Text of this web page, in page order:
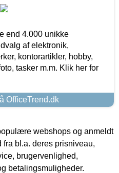
end 4.000 unikke
af elektronik,
kontorartikler, hobby,
tasker m.m. Klik her for
OfficeTrend.dk
webshops og anmeldt
fra bl.a. deres prisniveau,
brugervenlighed,
betalingsmuligheder.